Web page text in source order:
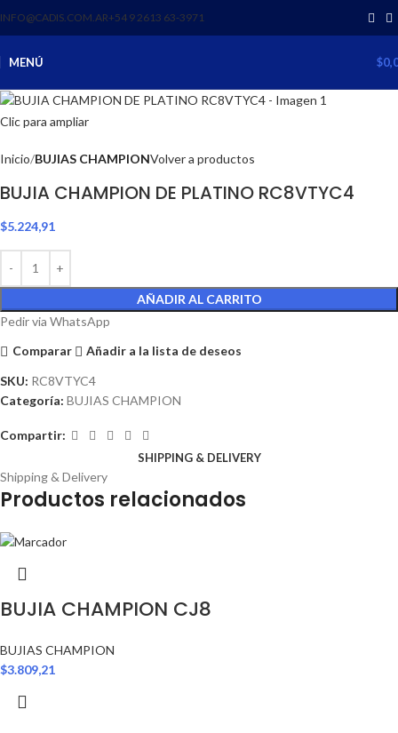
INFO@CADIS.COM.AR‪+54 9 2613 63‑3971‬
MENÚ $
Clic para ampliar
Inicio BUJIAS CHAMPIONVolver a productos
BUJIA CHAMPION DE PLATINO RC8VTYC4
$5.224,91
AÑADIR AL CARRITO
Pedir via WhatsApp
Comparar
Añadir a la lista de deseos
SKU: RC8VTYC4
Categoría: BUJIAS CHAMPION
Compartir:
SHIPPING & DELIVERY
Shipping & Delivery
Productos relacionados
BUJIA CHAMPION CJ8
BUJIAS CHAMPION
$3.809,21